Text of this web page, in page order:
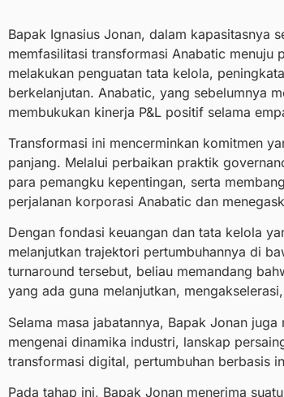
Bapak Ignasius Jonan, dalam kapasitasnya
memfasilitasi transformasi Anabatic menuju
melakukan penguatan tata kelola,
berkelanjutan. Anabatic, yang sebelumnya
membukukan kinerja P&L positif selama
Transformasi ini mencerminkan komitmen
panjang. Melalui perbaikan praktik
para pemangku kepentingan, serta
perjalanan korporasi Anabatic dan
Dengan fondasi keuangan dan tata kelola
melanjutkan trajektori pertumbuhannya di
turnaround tersebut, beliau memandang
yang ada guna melanjutkan,
Selama masa jabatannya, Bapak Jonan
mengenai dinamika industri, lanskap
transformasi digital, pertumbuhan berbasis
Pada tahap ini, Bapak Jonan menerima